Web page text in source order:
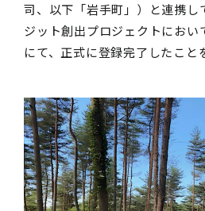
司、以下「岩手町」）と連携し
ジット創出プロジェクトにおい
にて、正式に登録完了したこと